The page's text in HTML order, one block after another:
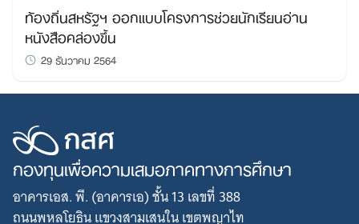
ท้องถิ่นสหรัฐฯ ออกแบบโครงการช่วยนักเรียนอ่าน
หนังสือคล่องขึ้น
29 ธันวาคม 2564
กองทุนเพื่อความเสมอภาคทางการศึกษา
อาคารเอส. พี. (อาคารเอ) ชั้น 13 เลขที่ 388
ถนนพหลโยธิน แขวงสามเสนใน เขตพญาไท